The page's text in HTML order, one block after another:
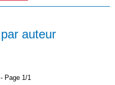
auteur
Page 1/1